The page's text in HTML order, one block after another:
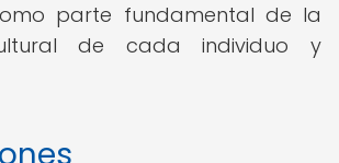
parte fundamental de la
de cada individuo y